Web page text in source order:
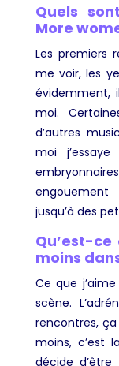
Quels
More
Les premiers
me voir, les
évidemment,
moi.
d’autres
moi
jusqu’à des
Qu’est-
moins
Ce que
scène.
rencontres,
moins, c’est
décide